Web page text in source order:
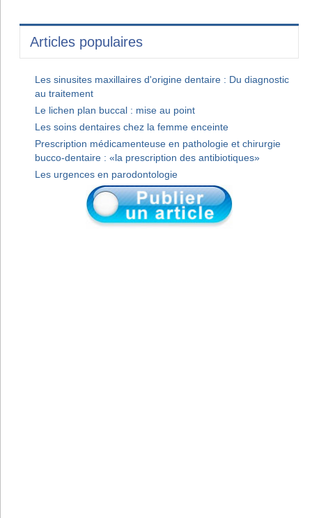
Articles populaires
Les sinusites maxillaires d'origine dentaire : Du diagnostic
au traitement
Le lichen plan buccal : mise au point
Les soins dentaires chez la femme enceinte
Prescription médicamenteuse en pathologie et chirurgie
bucco-dentaire : «la prescription des antibiotiques»
Les urgences en parodontologie